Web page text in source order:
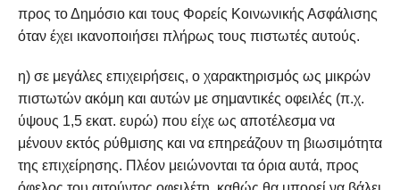
προς το Δημόσιο και τους Φορείς Κοινωνικής Ασφάλισης
όταν έχει ικανοποιήσει πλήρως τους πιστωτές αυτούς.
η) σε μεγάλες επιχειρήσεις, ο χαρακτηρισμός ως μικρών
πιστωτών ακόμη και αυτών με σημαντικές οφειλές (π.χ.
ύψους 1,5 εκατ. ευρώ) που είχε ως αποτέλεσμα να
μένουν εκτός ρύθμισης και να επηρεάζουν τη βιωσιμότητα
της επιχείρησης. Πλέον μειώνονται τα όρια αυτά, προς